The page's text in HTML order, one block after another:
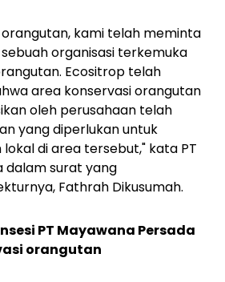
kami telah meminta
organisasi terkemuka
Ecositrop telah
area konservasi orangutan
oleh perusahaan telah
yang diperlukan untuk
di area tersebut," kata PT
dalam surat yang
Fathrah Dikusumah.
PT Mayawana Persada
orangutan